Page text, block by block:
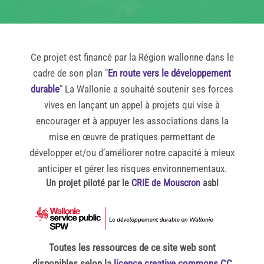
Ce projet est financé par la Région wallonne dans le
cadre de son plan "En route vers le développement
durable" La Wallonie a souhaité soutenir ses forces
vives en lançant un appel à projets qui vise à
encourager et à appuyer les associations dans la
mise en œuvre de pratiques permettant de
développer et/ou d’améliorer notre capacité à mieux
anticiper et gérer les risques environnementaux.
Un projet piloté par le CRIE de Mouscronasbl
Toutes les ressources de ce site web sont